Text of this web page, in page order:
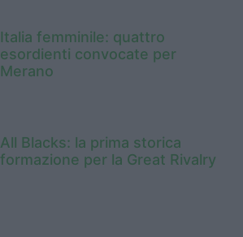
Italia femminile: quattro
esordienti convocate per
Merano
All Blacks: la prima storica
formazione per la Great Rivalry